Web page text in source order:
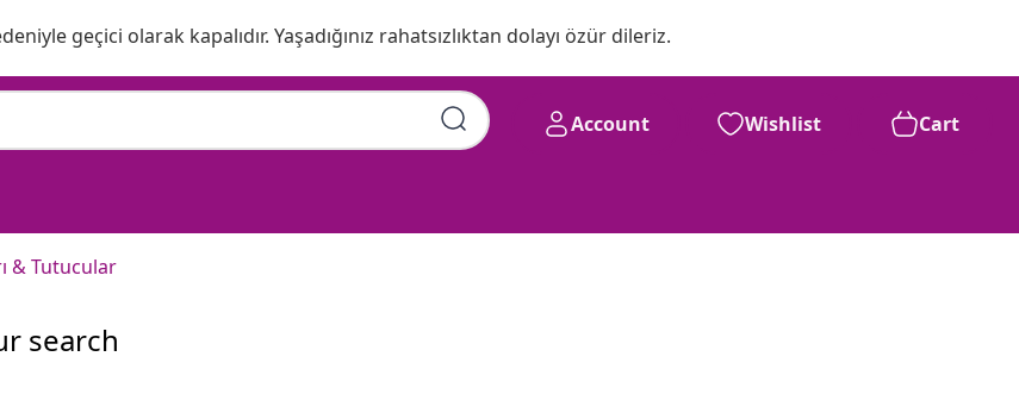
geçici olarak kapalıdır. Yaşadığınız rahatsızlıktan dolayı özür dileriz.
Account Wishlist Cart
& Tutucular
search